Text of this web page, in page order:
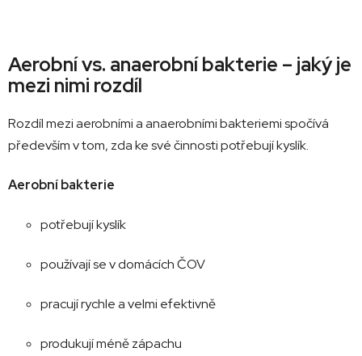
Aerobnívs. anaerobníbakterie – jakýje
mezi nimi rozdíl
Rozdílmeziaerobnímiaanaerobnímibakteriemispočívá
předevšímvtom, zdakesvéčinnostipotřebujíkyslík.
Aerobníbakterie
potřebujíkyslík
používajísevdomácíchČOV
pracujírychleavelmi efektivně
produkujíménězápachu